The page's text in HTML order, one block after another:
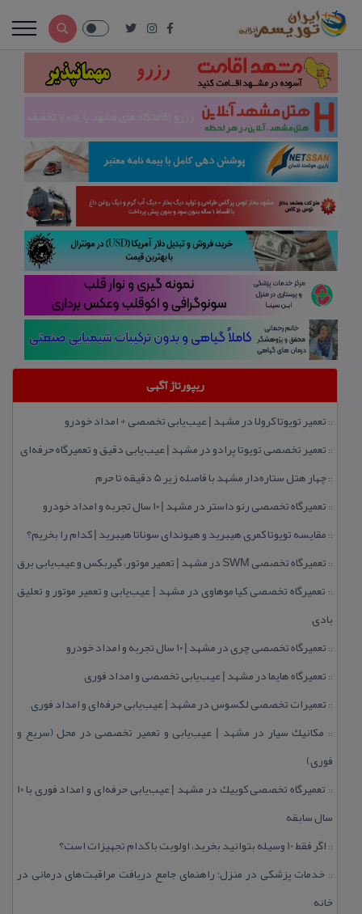
ریپورتاژ آگهی
:: تعمیر تویوتا كرولا در مشهد | عیب‌یابی تخصصی + امداد خودرو
:: تعمیر تخصصی تویوتا پرادو در مشهد | عیب‌یابی دقیق و تعمیرگاه حرفه‌ای
::چهار هتل‌ ستاره‌دار مشهد با فاصله زیر 5 دقیقه تا حرم
:: تعمیرگاه تخصصی رنو داستر در مشهد | ۱۰ سال تجربه و امداد خودرو
:: مقایسه تویوتا كمری هیبرید و هیوندای سوناتا هیبرید | كدام را بخریم؟
:: تعمیرگاه تخصصی SWM در مشهد | تعمیر موتور، گیربكس و عیب‌یابی برق
:: تعمیرگاه تخصصی كیا موهاوی در مشهد | عیب‌یابی و تعمیر موتور و تعلیق
بادی
:: تعمیرگاه تخصصی چری در مشهد | ۱۰ سال تجربه و امداد خودرو
:: تعمیرگاه هایما در مشهد | عیب‌یابی تخصصی و امداد فوری
:: تعمیرات تخصصی لكسوس در مشهد | عیب‌یابی حرفه‌ای و امداد فوری
:: مكانیك سیار در مشهد | عیب‌یابی و تعمیر تخصصی در محل (سریع و
فوری)
::
تعمیرگاه تخصصی كوییك در مشهد | عیب‌یابی حرفه‌ای و امداد فوری با ۱۰
سال سابقه
:: اگر فقط 10 وسیله بتوانید بخرید، اولویت با كدام تجهیزات است؟
:: خدمات پزشكی در منزل؛ راهنمای جامع دریافت مراقبت‌های درمانی در
خانه